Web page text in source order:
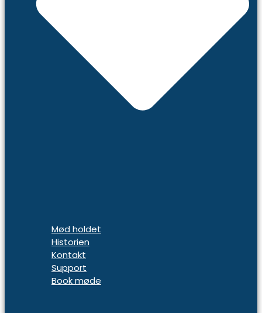
Mød holdet
Historien
Kontakt
Support
Book møde